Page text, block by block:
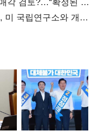
각 검토?…“확정된 바
국립연구소와 개발